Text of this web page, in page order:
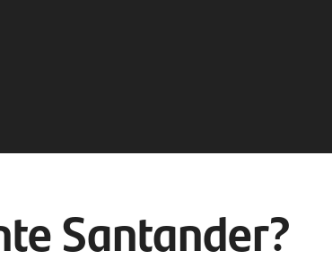
Santander?